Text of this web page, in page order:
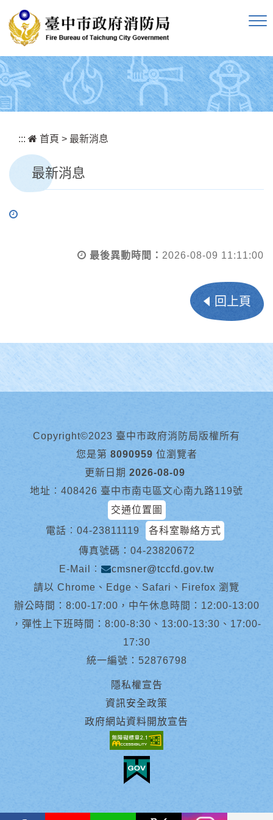
::: 首頁 > 最新消息
最新消息
最後異動時間： 2026-08-09 11:11:00
回上頁
Copyright©2023 臺中市政府消防局版權所有
您是第 8090959 位瀏覽者
更新日期 2026-08-09
地址︰408426 臺中市南屯區文心南九路119號
交通位置圖
電話︰ 04-23811119
各科室聯絡方式
傳真號碼：04-23820672
E-Mail︰
cmsner@tccfd.gov.tw
請以 Chrome、Edge、Safari、Firefox 瀏覽
辦公時間：8:00-17:00，中午休息時間：12:00-13:00
，彈性上下班時間：8:00-8:30、13:00-13:30、17:00-
17:30
統一編號：52876798
隱私權宣告
資訊安全政策
政府網站資料開放宣告